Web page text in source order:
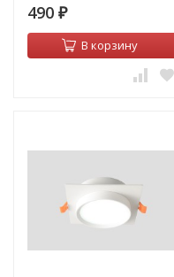
490 ₽
В корзину